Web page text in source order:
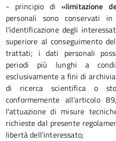
- principio di «limitazione
personali sono conservati
l'identificazione degli
superiore al conseguimento
trattati; i dati personali
periodi più lunghi a
esclusivamente a fini di
di ricerca scientifica o
conformemente all'articolo
l'attuazione di misure
richieste dal presente
libertà dell'interessato;